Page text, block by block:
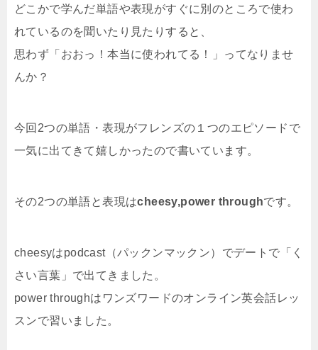
どこかで学んだ単語や表現がすぐに別のところで使わ
れているのを聞いたり見たりすると、
思わず「おおっ！本当に使われてる！」ってなりませ
んか？
今回2つの単語・表現がフレンズの１つのエピソードで
一気に出てきて嬉しかったので書いています。
その2つの単語と表現はcheesy,power throughです。
cheesyはpodcast（パックンマックン）でデートで「く
さい言葉」で出てきました。
power throughはワンズワードのオンライン英会話レッ
スンで習いました。